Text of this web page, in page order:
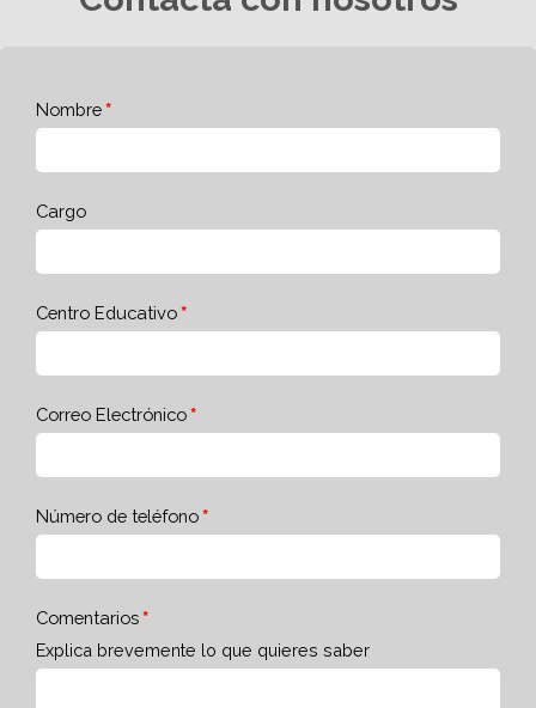
Nombre
Cargo
Centro Educativo
Correo Electrónico
Número de teléfono
Comentarios
Explica brevemente lo que quieres saber